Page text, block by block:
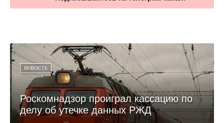
НОВОСТЬ
Роскомнадзор проиграл кассацию по
делу об утечке данных РЖД